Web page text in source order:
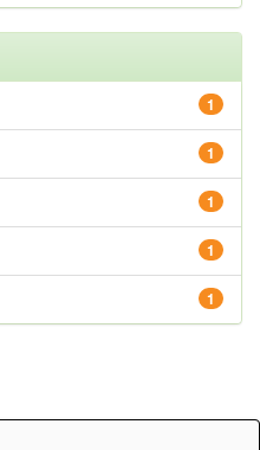
1
1
1
1
1